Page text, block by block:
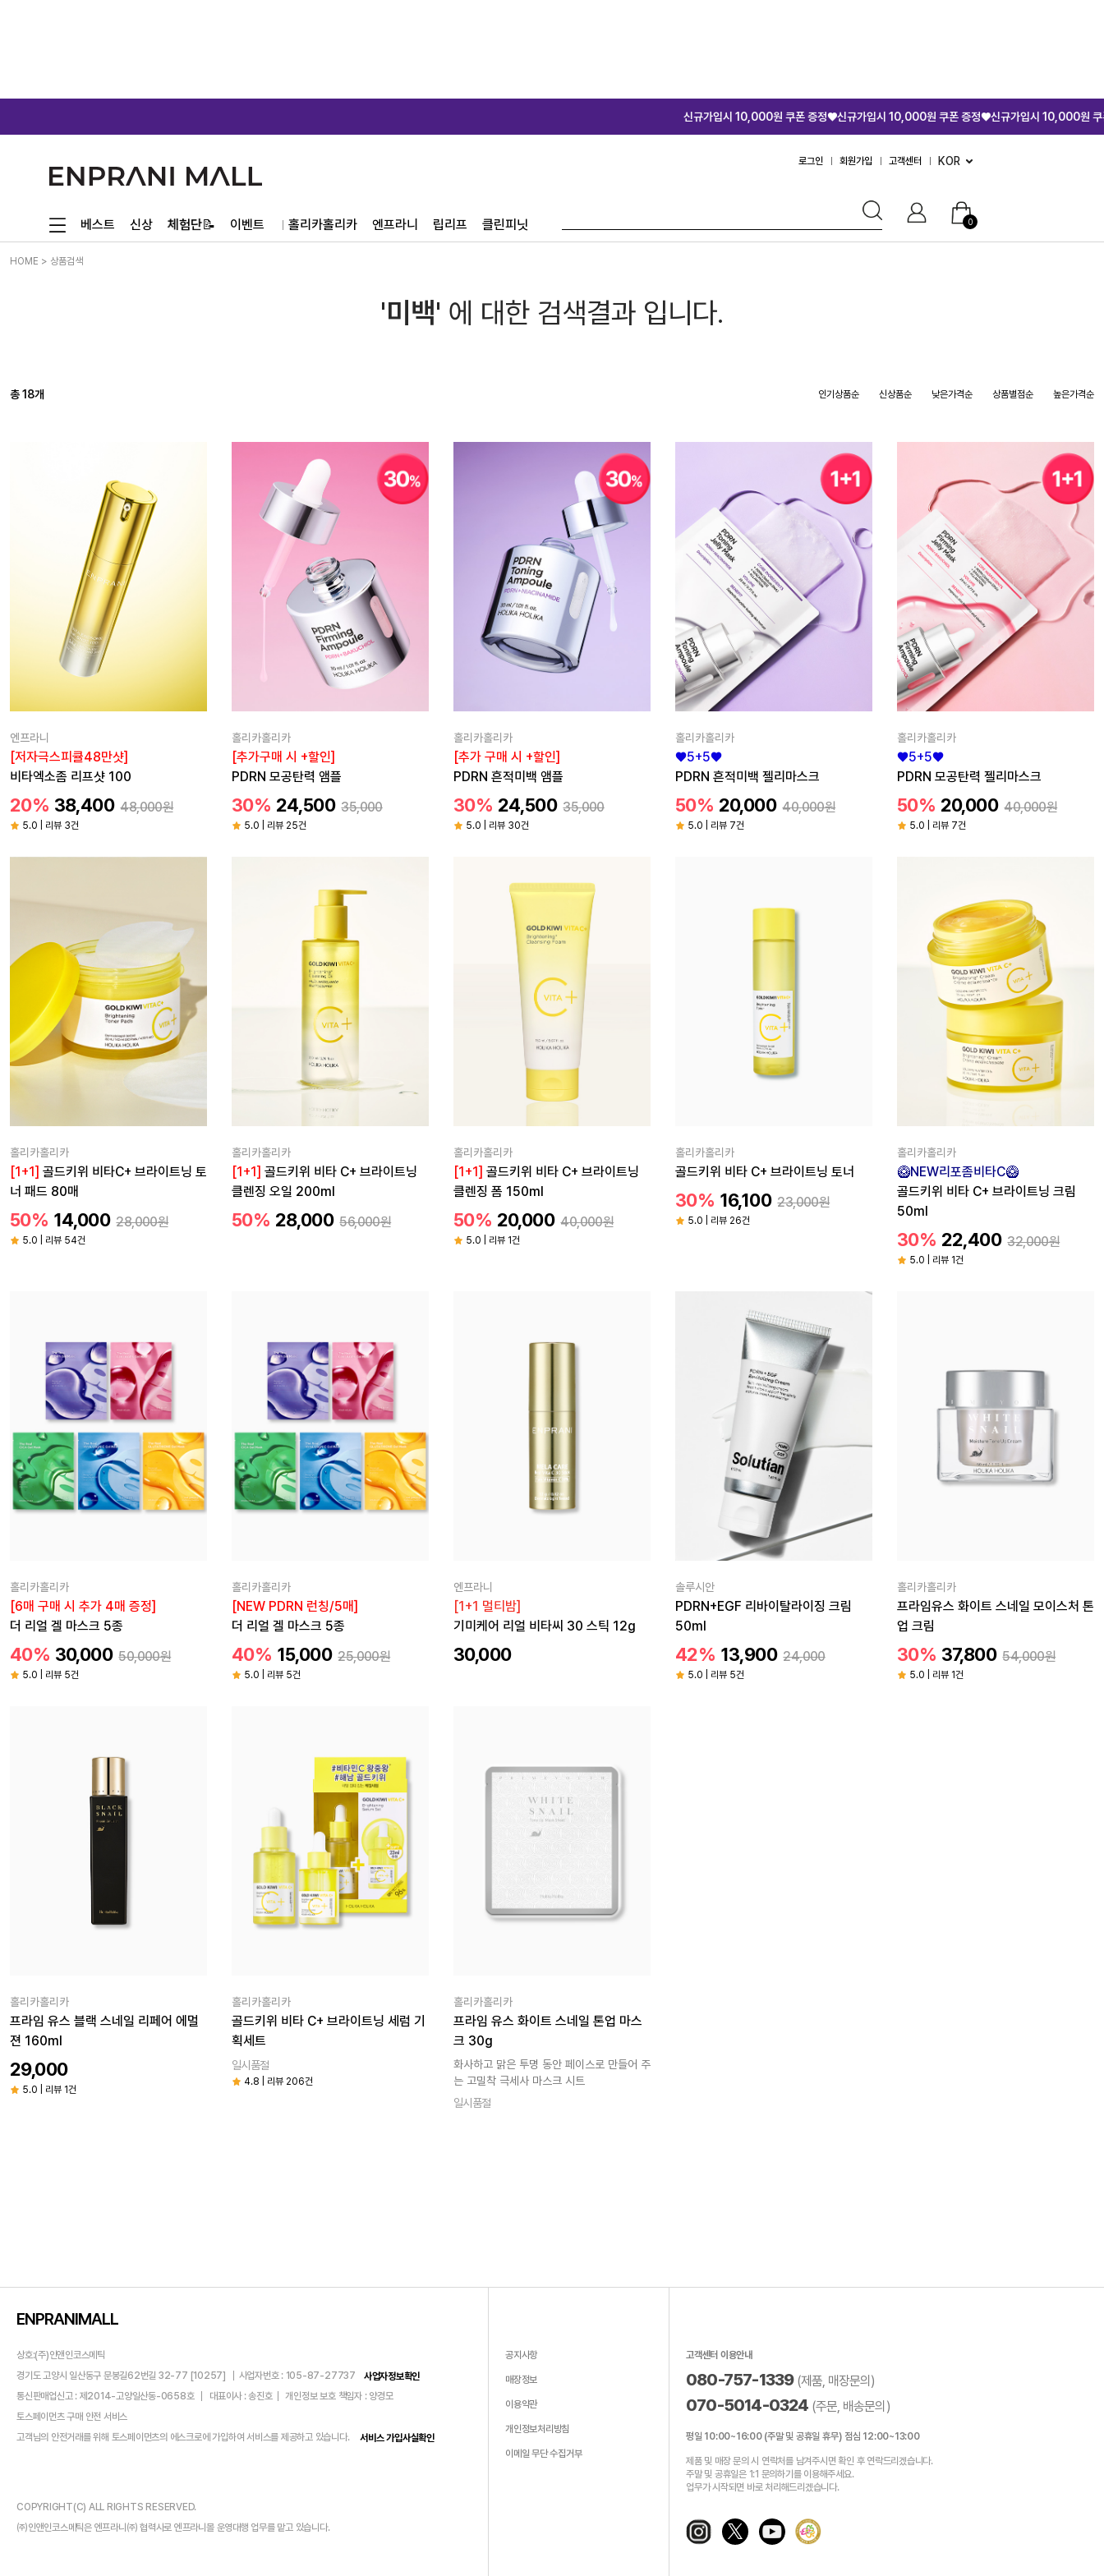
신규가입시 10,000원 쿠폰 증정♥신규가입시 10,000원 쿠폰 증정♥신규가입시 10,000원 쿠폰 증정
로그인 회원가입 고객센터 KOR
베스트 신상 체험단📝 이벤트 홀리카홀리카 엔프라니 립리프 클린피닛 0
HOME > 상품검색
'미백' 에 대한 검색결과 입니다.
총18개 인기상품순 신상품순 낮은가격순 상품별점순 높은가격순
엔프라니
[저자극스피큘48만샷]
비타엑소좀 리프샷 100
20% 38,400 48,000원
5.0 | 리뷰 3건
홀리카홀리카
[추가구매 시 +할인]
PDRN 모공탄력 앰플
30% 24,500 35,000
5.0 | 리뷰 25건
홀리카홀리카
[추가 구매 시 +할인]
PDRN 흔적미백 앰플
30% 24,500 35,000
5.0 | 리뷰 30건
홀리카홀리카
♥5+5♥
PDRN 흔적미백 젤리마스크
50% 20,000 40,000원
5.0 | 리뷰 7건
홀리카홀리카
♥5+5♥
PDRN 모공탄력 젤리마스크
50% 20,000 40,000원
5.0 | 리뷰 7건
홀리카홀리카
[1+1] 골드키위 비타C+ 브라이트닝 토
너 패드 80매
50% 14,000 28,000원
5.0 | 리뷰 54건
홀리카홀리카
[1+1] 골드키위 비타 C+ 브라이트닝
클렌징 오일 200ml
50% 28,000 56,000원
홀리카홀리카
[1+1] 골드키위 비타 C+ 브라이트닝
클렌징 폼 150ml
50% 20,000 40,000원
5.0 | 리뷰 1건
홀리카홀리카
골드키위 비타 C+ 브라이트닝 토너
30% 16,100 23,000원
5.0 | 리뷰 26건
홀리카홀리카
🥝NEW리포좀비타C🥝
골드키위 비타 C+ 브라이트닝 크림
50ml
30% 22,400 32,000원
5.0 | 리뷰 1건
홀리카홀리카
[6매 구매 시 추가 4매 증정]
더 리얼 겔 마스크 5종
40% 30,000 50,000원
5.0 | 리뷰 5건
홀리카홀리카
[NEW PDRN 런칭/5매]
더 리얼 겔 마스크 5종
40% 15,000 25,000원
5.0 | 리뷰 5건
엔프라니
[1+1 멀티밤]
기미케어 리얼 비타씨 30 스틱 12g
30,000
솔루시안
PDRN+EGF 리바이탈라이징 크림
50ml
42% 13,900 24,000
5.0 | 리뷰 5건
홀리카홀리카
프라임유스 화이트 스네일 모이스처 톤
업 크림
30% 37,800 54,000원
5.0 | 리뷰 1건
홀리카홀리카
프라임 유스 블랙 스네일 리페어 에멀
젼 160ml
29,000
5.0 | 리뷰 1건
홀리카홀리카
골드키위 비타 C+ 브라이트닝 세럼 기
획세트
일시품절
4.8 | 리뷰 206건
홀리카홀리카
프라임 유스 화이트 스네일 톤업 마스
크 30g
화사하고 맑은 투명 동안 페이스로 만들어 주
는 고밀착 극세사 마스크 시트
일시품절
ENPRANIMALL
상호:(주)인앤인코스메틱
경기도 고양시 일산동구 문봉길62번길 32-77 [10257]
사업자번호 : 105-87-27737
사업자정보확인
통신판매업신고 : 제2014-고양일산동-0658호
대표이사 : 송진호
개인정보 보호 책임자 : 양경모
토스페이먼츠 구매 안전 서비스
고객님의 안전거래를 위해 토스페이먼츠의 에스크로에 가입하여 서비스를 제공하고 있습니다.
서비스 가입사실확인
COPYRIGHT(C) ALL RIGHTS RESERVED.
㈜인앤인코스메틱은 엔프라니㈜ 협력사로 엔프라니몰 운영대행 업무를 맡고 있습니다.
공지사항
매장정보
이용약관
개인정보처리방침
이메일 무단 수집거부
고객센터 이용안내
080-757-1339(제품, 매장문의)
070-5014-0324 (주문, 배송문의)
평일 10:00~16:00 (주말 및 공휴일 휴무) 점심 12:00~13:00
제품 및 매장 문의 시 연락처를 남겨주시면 확인 후 연락드리겠습니다.
주말 및 공휴일은 1:1 문의하기를 이용해주세요.
업무가 시작되면 바로 처리해드리겠습니다.